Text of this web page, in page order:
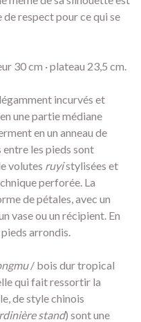
respect pour ce qui se
30 cm · plateau 23,5 cm.
incurvés et
une partie médiane
en un anneau de
entre les pieds sont
volutes ruyistylisées et
perforée. La
de pétales, avec un
vase ou un récipient. En
arrondis.
/ bois dur tropical
qui fait ressortir la
de style chinois
stand) sont une